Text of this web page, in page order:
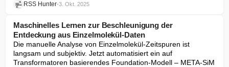
RSS Hunter•3. Okt. 2025
Maschinelles Lernen zur Beschleunigung der
Entdeckung aus Einzelmolekül-Daten
Die manuelle Analyse von Einzelmolekül-Zeitspuren ist
langsam und subjektiv. Jetzt automatisiert ein auf
Transformatoren basierendes Foundation-Modell – META-SiM